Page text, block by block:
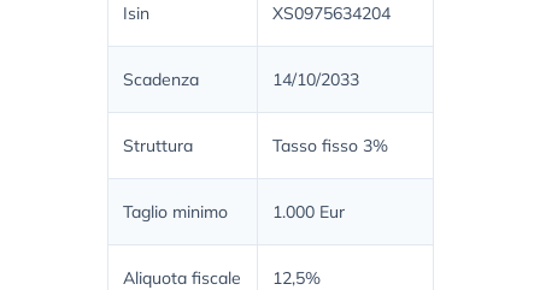
Isin XS0975634204
Scadenza 14/10/2033
Struttura Tasso fisso 3%
Taglio minimo 1.000 Eur
Aliquota fiscale 12,5%